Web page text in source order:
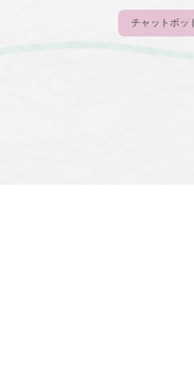
チャットボッ